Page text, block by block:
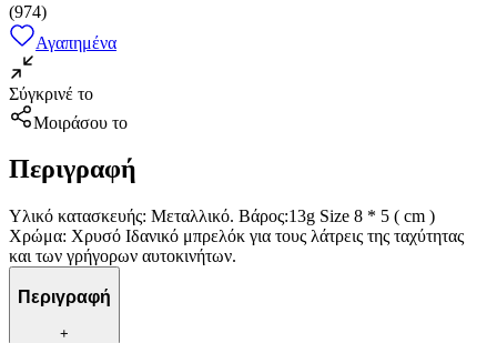
(974)
Αγαπημένα
Σύγκρινέ το
Μοιράσου το
Περιγραφή
Υλικό κατασκευής: Mεταλλικό. Βάρος:13g Size 8 * 5 ( cm )
Χρώμα: Χρυσό Ιδανικό μπρελόκ για τους λάτρεις της ταχύτητας
και των γρήγορων αυτοκινήτων.
Περιγραφή
+